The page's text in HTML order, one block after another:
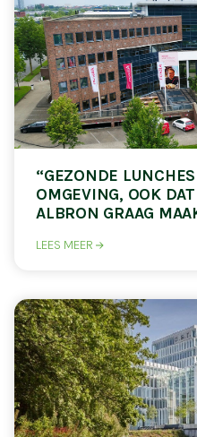
“GEZONDE
OMGEVING, OOK
ALBRON GRAAG
LEES MEER